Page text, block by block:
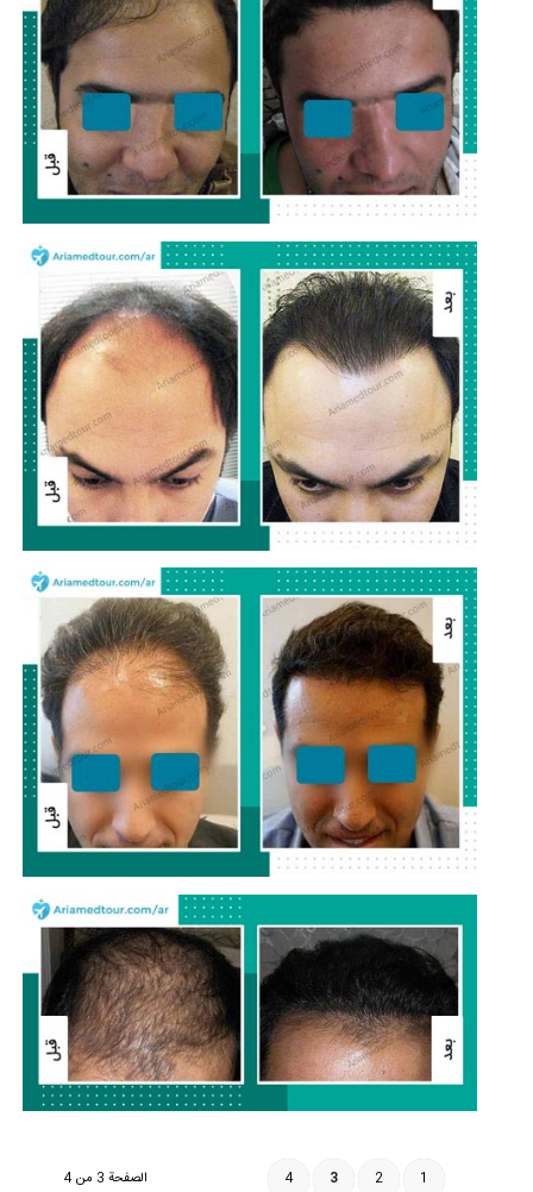
الصفحة 3 من 4 1
2
3
4